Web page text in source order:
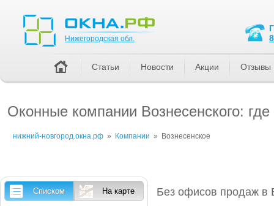
Оконные компании Вознесенского:
нижний-новгород.окна.рф » Компании » Вознесенское
Без офисов продаж в
Списком На карте
Нижегородская обл.
Статьи Новости Акции Отзывы